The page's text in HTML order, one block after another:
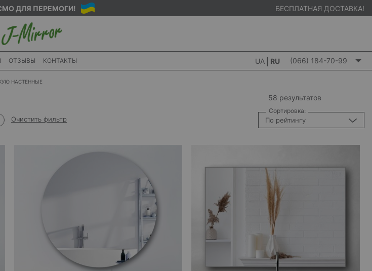
ДЛЯ ПЕРЕМОГИ! БЕСПЛАТНАЯ ДОСТАВКА!
ОТЗЫВЫ КОНТАКТЫ UA RU (066) 184-70-99
НАСТЕННЫЕ
Очистить фильтр
58 результатов
Сортировка:
По рейтингу